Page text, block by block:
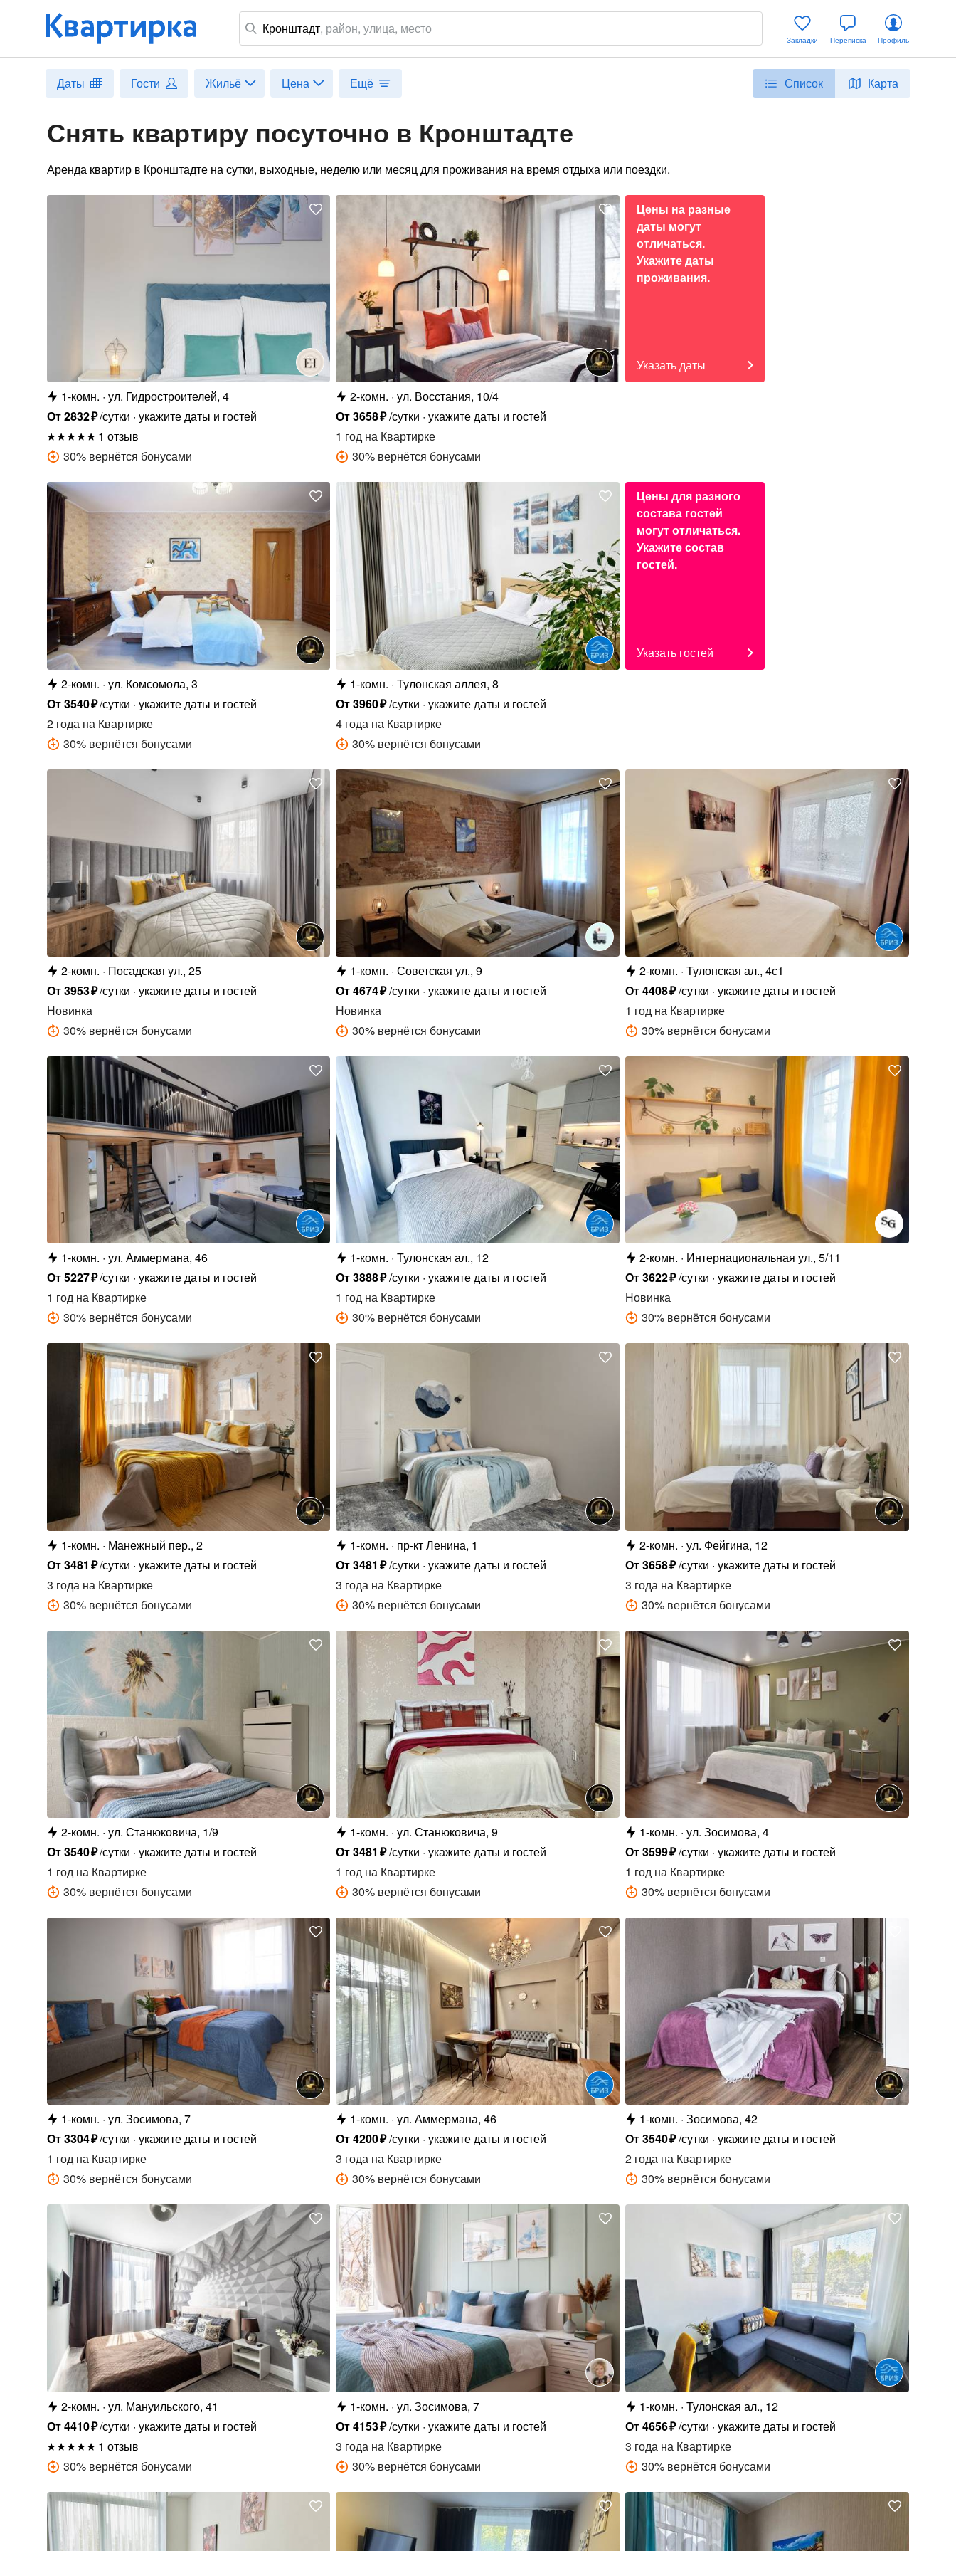
Кронштадт, район, улица, место
Закладки Переписка Профиль
Даты Гости Жильё Цена Ещё Список Карта
Снять квартиру посуточно в Кронштадте
Аренда квартир в Кронштадте на сутки, выходные, неделю или месяц для проживания на время отдыха или поездки.
1-комн. ул. Гидростроителей, 4
От2832₽/сутки укажите даты и гостей
1 отзыв
30% вернётся бонусами
2-комн. ул. Восстания, 10/4
От3658₽/сутки укажите даты и гостей
1 год на Квартирке
30% вернётся бонусами
Цены на разные
даты могут
отличаться.
Укажите даты
проживания.
Указать даты
2-комн. ул. Комсомола, 3
От3540₽/сутки укажите даты и гостей
2 годана Квартирке
30% вернётся бонусами
1-комн. Тулонская аллея, 8
От3960₽/сутки укажите даты и гостей
4 года на Квартирке
30% вернётся бонусами
Цены для разного
состава гостей
могут отличаться.
Укажите состав
гостей.
Указать гостей
2-комн.
Посадская ул., 25
От3953₽/сутки укажите даты и гостей
Новинка
30% вернётся бонусами
1-комн. Советская ул., 9
От4674₽/сутки укажите даты и гостей
Новинка
30% вернётся бонусами
2-комн. Тулонская ал., 4с1
От4408₽/сутки укажите даты и гостей
1 год на Квартирке
30% вернётся бонусами
1-комн. ул. Аммермана, 46
От5227₽/сутки укажите даты и гостей
1 годна Квартирке
30% вернётся бонусами
1-комн. Тулонская ал., 12
От3888₽/сутки укажите даты и гостей
1 год на Квартирке
30% вернётся бонусами
2-комн.
Интернациональная ул., 5/11
От3622₽/сутки укажите даты и гостей
Новинка
30% вернётся бонусами
1-комн.
Манежный пер., 2
От3481 ₽/сутки укажите даты и гостей
3 годана Квартирке
30% вернётся бонусами
1-комн.
пр-кт Ленина, 1
От3481 ₽/сутки укажите даты и гостей
3 года на Квартирке
30% вернётся бонусами
2-комн. ул. Фейгина, 12
От3658₽/сутки укажите даты и гостей
3 года на Квартирке
30% вернётся бонусами
2-комн. ул. Станюковича, 1/9
От3540₽/сутки укажите даты и гостей
1 годна Квартирке
30% вернётся бонусами
1-комн. ул. Станюковича, 9
От3481 ₽/сутки укажите даты и гостей
1 год на Квартирке
30% вернётся бонусами
1-комн. ул. Зосимова, 4
От3599₽/сутки укажите даты и гостей
1 год на Квартирке
30% вернётся бонусами
1-комн. ул. Зосимова, 7
От3304₽/сутки укажите даты и гостей
1 годна Квартирке
30% вернётся бонусами
1-комн. ул. Аммермана, 46
От4200₽/сутки укажите даты и гостей
3 года на Квартирке
30% вернётся бонусами
1-комн. Зосимова, 42
От3540₽/сутки укажите даты и гостей
2 года на Квартирке
30% вернётся бонусами
2-комн. ул. Мануильского, 41
От4410₽/сутки укажите даты и гостей
1 отзыв
30% вернётся бонусами
1-комн. ул. Зосимова, 7
От4153₽/сутки укажите даты и гостей
3 года на Квартирке
30% вернётся бонусами
1-комн. Тулонская ал., 12
От4656₽/сутки укажите даты и гостей
3 года на Квартирке
30% вернётся бонусами